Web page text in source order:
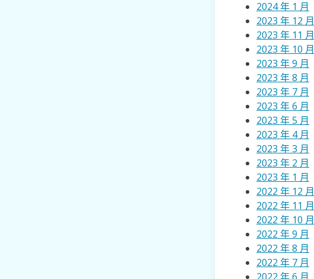
2024 年 1 月
2023 年 12 月
2023 年 11 月
2023 年 10 月
2023 年 9 月
2023 年 8 月
2023 年 7 月
2023 年 6 月
2023 年 5 月
2023 年 4 月
2023 年 3 月
2023 年 2 月
2023 年 1 月
2022 年 12 月
2022 年 11 月
2022 年 10 月
2022 年 9 月
2022 年 8 月
2022 年 7 月